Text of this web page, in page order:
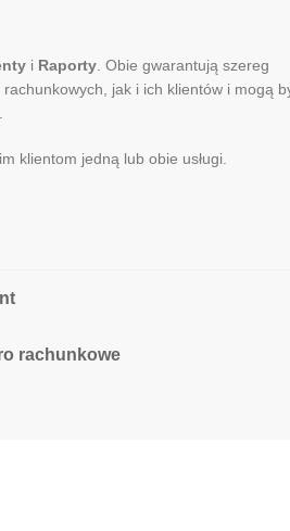
i Raporty . Obie gwarantują szereg
jak i ich klientów i mogą
klientom jedną lub obie usługi.
rachunkowe